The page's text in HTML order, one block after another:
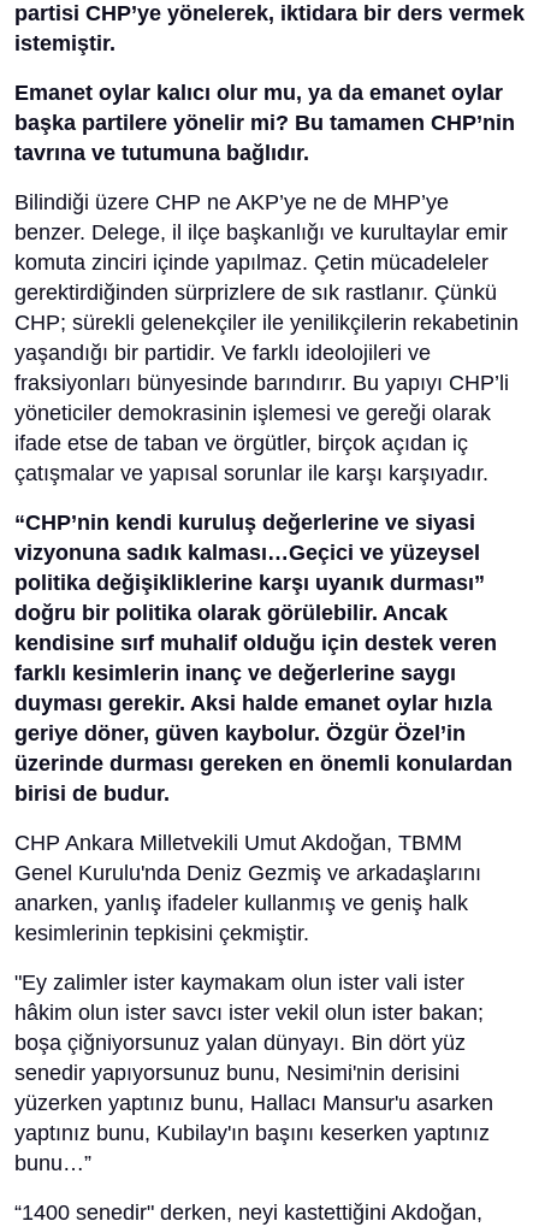
partisi CHP’ye yönelerek, iktidara bir ders vermek
istemiştir.
Emanet oylar kalıcı olur mu, ya da emanet oylar
başka partilere yönelir mi? Bu tamamen CHP’nin
tavrına ve tutumuna bağlıdır.
Bilindiği üzere CHP ne AKP’ye ne de MHP’ye
benzer. Delege, il ilçe başkanlığı ve kurultaylar emir
komuta zinciri içinde yapılmaz. Çetin mücadeleler
gerektirdiğinden sürprizlere de sık rastlanır. Çünkü
CHP; sürekli gelenekçiler ile yenilikçilerin rekabetinin
yaşandığı bir partidir. Ve farklı ideolojileri ve
fraksiyonları bünyesinde barındırır. Bu yapıyı CHP’li
yöneticiler demokrasinin işlemesi ve gereği olarak
ifade etse de taban ve örgütler, birçok açıdan iç
çatışmalar ve yapısal sorunlar ile karşı karşıyadır.
“CHP’nin kendi kuruluş değerlerine ve siyasi
vizyonuna sadık kalması…Geçici ve yüzeysel
politika değişikliklerine karşı uyanık durması”
doğru bir politika olarak görülebilir. Ancak
kendisine sırf muhalif olduğu için destek veren
farklı kesimlerin inanç ve değerlerine saygı
duyması gerekir. Aksi halde emanet oylar hızla
geriye döner, güven kaybolur. Özgür Özel’in
üzerinde durması gereken en önemli konulardan
birisi de budur.
CHP Ankara Milletvekili Umut Akdoğan, TBMM
Genel Kurulu'nda Deniz Gezmiş ve arkadaşlarını
anarken, yanlış ifadeler kullanmış ve geniş halk
kesimlerinin tepkisini çekmiştir.
"Ey zalimler ister kaymakam olun ister vali ister
hâkim olun ister savcı ister vekil olun ister bakan;
boşa çiğniyorsunuz yalan dünyayı. Bin dört yüz
senedir yapıyorsunuz bunu, Nesimi'nin derisini
yüzerken yaptınız bunu, Hallacı Mansur'u asarken
yaptınız bunu, Kubilay'ın başını keserken yaptınız
bunu…”
“1400 senedir" derken, neyi kastettiğini Akdoğan,